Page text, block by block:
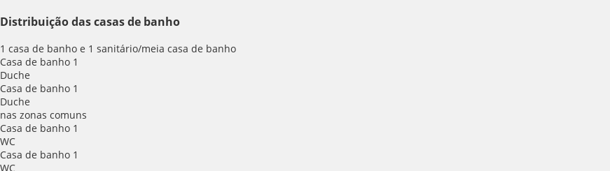
Distribuição das casas de banho
1 casa de banho e 1 sanitário/meia casa de banho
Casa de banho 1
Duche
Casa de banho 1
Duche
nas zonas comuns
Casa de banho 1
WC
Casa de banho 1
WC